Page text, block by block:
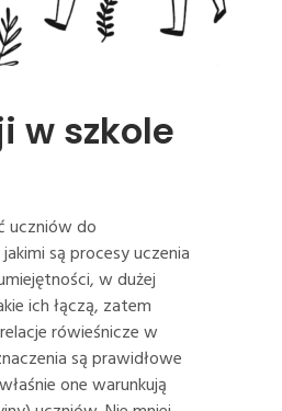
w szkole
uczniów do
są procesy uczenia
w dużej
ich łączą, zatem
rówieśnicze w
są prawidłowe
one warunkują